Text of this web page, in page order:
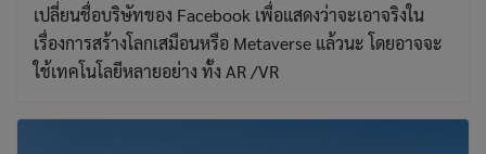
เปลี่ยนชื่อบริษัทของ Facebook เพื่อแสดงว่าจะเอาจริงใน
เรื่องการสร้างโลกเสมือนหรือ Metaverse แล้วนะ โดยอาจจะ
ใช้เทคโนโลยีหลายอย่าง ทั้ง AR /VR